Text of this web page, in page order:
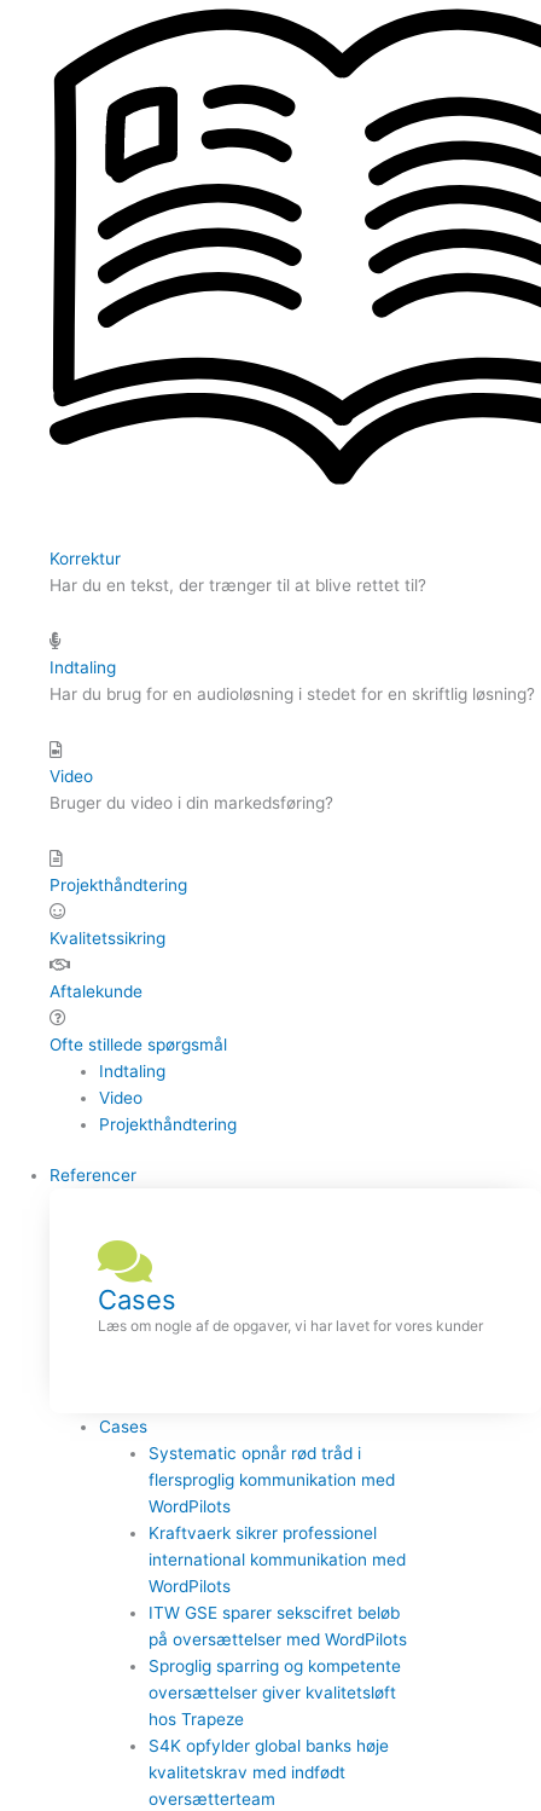
Korrektur
Har du en tekst, der trænger til at blive rettet til?
Indtaling
Har du brug for en audioløsning i stedet for en skriftlig løsning?
Video
Bruger du video i din markedsføring?
Projekthåndtering
Kvalitetssikring
Aftalekunde
Ofte stillede spørgsmål
Indtaling
Video
Projekthåndtering
Referencer
Cases
Læs om nogle af de opgaver, vi har lavet for vores kunder
Cases
Systematic opnår rød tråd i
flersproglig kommunikation med
WordPilots
Kraftvaerk sikrer professionel
international kommunikation med
WordPilots
ITW GSE sparer sekscifret beløb
på oversættelser med WordPilots
Sproglig sparring og kompetente
oversættelser giver kvalitetsløft
hos Trapeze
S4K opfylder global banks høje
kvalitetskrav med indfødt
oversætterteam